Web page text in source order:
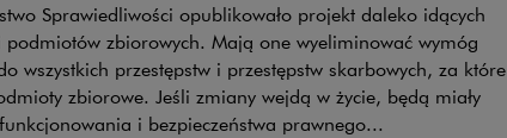
Sprawiedliwości opublikowało projekt daleko idących
zbiorowych. Mają one wyeliminować wymóg
wszystkich przestępstw i przestępstw skarbowych, za które
zbiorowe. Jeśli zmiany wejdą w życie, będą miały
i bezpieczeństwa prawnego...